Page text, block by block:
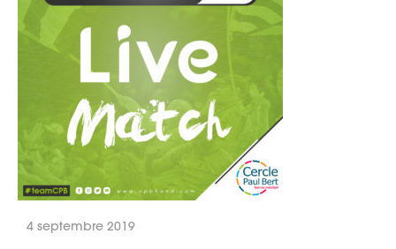
4 septembre 2019